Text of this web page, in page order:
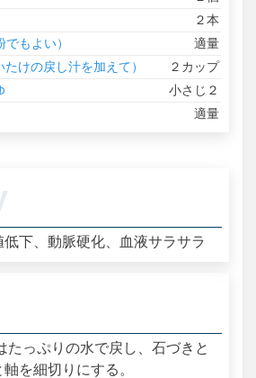
２本
もよい）
適量
けの戻し汁を加えて）
２カップ
小さじ２
適量
下、動脈硬化、血液サラサラ
っぷりの水で戻し、石づきと
を細切りにする。